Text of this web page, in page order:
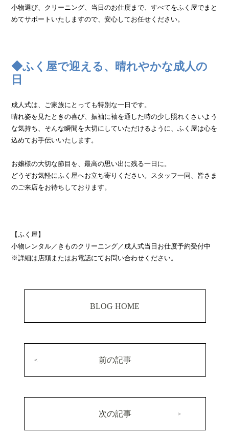
小物選び、クリーニング、当日のお仕度まで、すべてをふく屋でまと
めてサポートいたしますので、安心してお任せください。
◆ふく屋で迎える、晴れやかな成人の
日
成人式は、ご家族にとっても特別な一日です。
晴れ姿を見たときの喜び、振袖に袖を通した時の少し照れくさいよう
な気持ち、そんな瞬間を大切にしていただけるように、ふく屋は心を
込めてお手伝いいたします。
お嬢様の大切な節目を、最高の思い出に残る一日に。
どうぞお気軽にふく屋へお立ち寄りください。スタッフ一同、皆さま
のご来店をお待ちしております。
【ふく屋】
小物レンタル／きものクリーニング／成人式当日お仕度予約受付中
※詳細は店頭またはお電話にてお問い合わせください。
BLOG HOME
前の記事
次の記事